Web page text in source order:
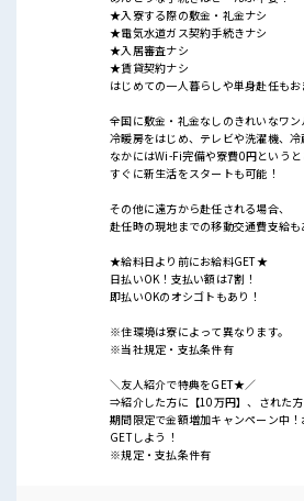
★入寮する際の敷金・礼金ナシ
★電気水道ガス契約手続きナシ
★入居審査ナシ
★賃貸契約ナシ
はじめての一人暮らしや単身赴任もお
全国に敷金・礼金なしのきれいなワン
冷暖房をはじめ、テレビや洗濯機、冷
なかにはWi-Fi完備や寮費0円というと
すぐに新生活をスタートも可能！
その他に遠方から赴任される場合、
赴任時の現地までの移動交通費支給も
★給料日より前にお給料GET★
日払いOK！支払い額は7割！
即払いOKのオシゴトもあり！
※住環境は寮によって異なります。
※当社規定・支払条件有
＼友人紹介で特典をGET★／
⇒紹介した方に【10万円】、された
期間限定で金額増加キャンペーン中
GETしよう！
※規定・支払条件有